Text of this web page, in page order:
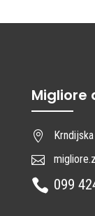
Migliore


 099